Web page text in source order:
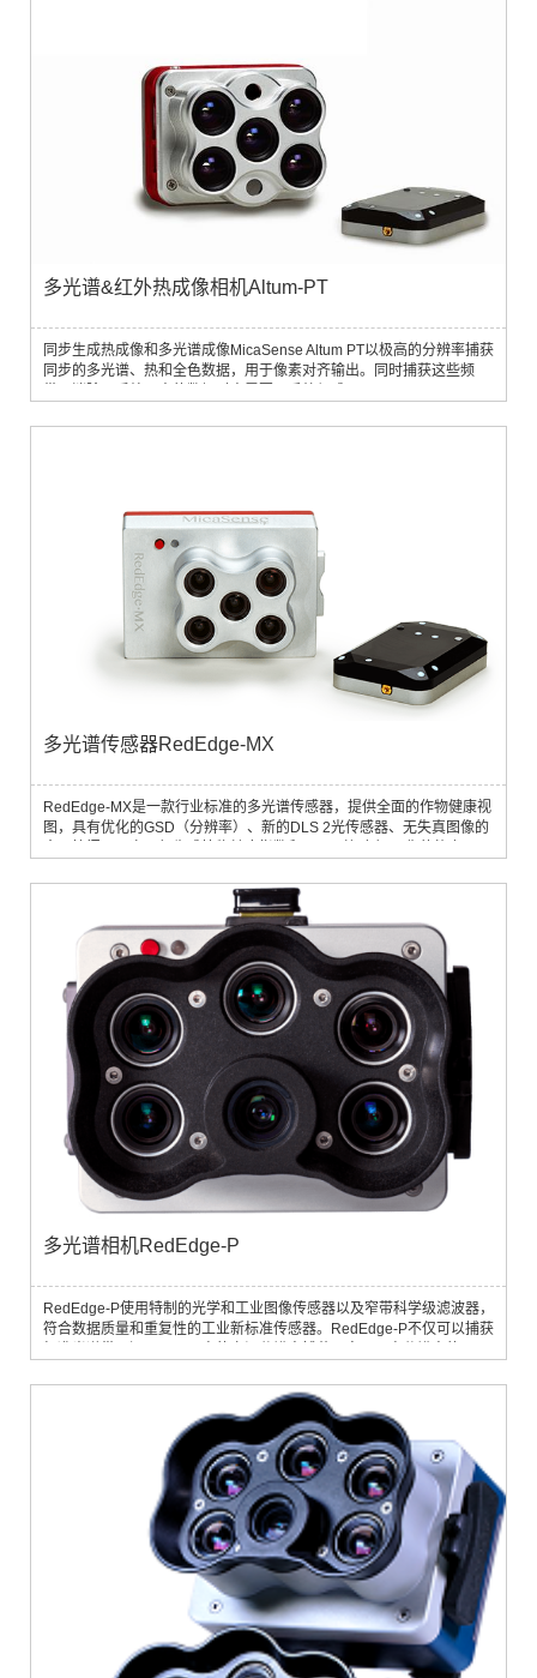
多光谱&红外热成像相机Altum-PT
同步生成热成像和多光谱成像MicaSense Altum PT以极高的分辨率捕获
同步的多光谱、热和全色数据，用于像素对齐输出。同时捕获这些频
Altum相比，多光谱和热数据的空间分辨率提高了两倍以上。Altum-PT
多光谱传感器RedEdge-MX
RedEdge-MX是一款行业标准的多光谱传感器，提供全面的作物健康视
图，具有优化的GSD（分辨率）、新的DLS 2光传感器、无失真图像的
使它能够与各种各样的无人驾驶飞机系统使用。系统组成：RedEdge-
MXRedEdge MX是一款坚固耐用的专业多光谱传感器，采用金属外
壳，经久耐用。它捕获...
多光谱相机RedEdge-P
RedEdge-P使用特制的光学和工业图像传感器以及窄带科学级滤波器，
符合数据质量和重复性的工业新标准传感器。RedEdge-P不仅可以捕获
的工业成像传感器以及窄带科学级过滤器。此外，它经过了严格的工厂
校准过程，为高质量输出创造了高质量、经过校准的、坚固耐用的工